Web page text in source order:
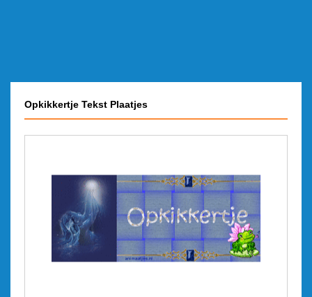
Opkikkertje Tekst Plaatjes